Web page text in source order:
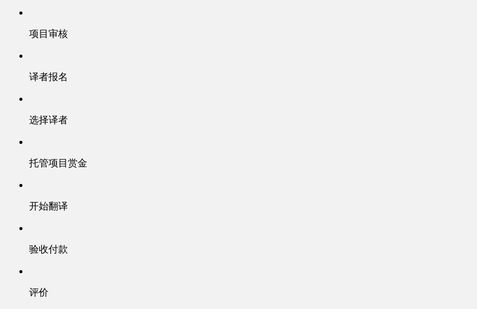
项目审核
译者报名
选择译者
托管项目赏金
开始翻译
验收付款
评价